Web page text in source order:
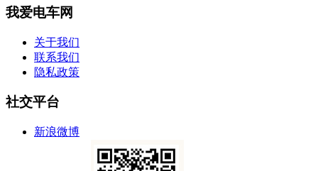
我爱电车网
关于我们
联系我们
隐私政策
社交平台
新浪微博